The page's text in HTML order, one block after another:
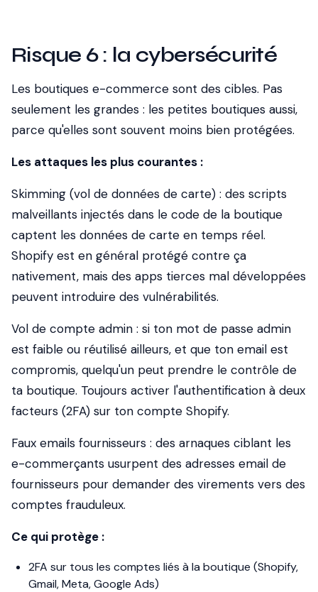
Risque 6 : la cybersécurité
Les boutiques e-commerce sont des cibles. Pas
seulement les grandes : les petites boutiques aussi,
parce qu'elles sont souvent moins bien protégées.
Les attaques les plus courantes :
Skimming (vol de données de carte) : des scripts
malveillants injectés dans le code de la boutique
captent les données de carte en temps réel.
Shopify est en général protégé contre ça
nativement, mais des apps tierces mal développées
peuvent introduire des vulnérabilités.
Vol de compte admin : si ton mot de passe admin
est faible ou réutilisé ailleurs, et que ton email est
compromis, quelqu'un peut prendre le contrôle de
ta boutique. Toujours activer l'authentification à deux
facteurs (2FA) sur ton compte Shopify.
Faux emails fournisseurs : des arnaques ciblant les
e-commerçants usurpent des adresses email de
fournisseurs pour demander des virements vers des
comptes frauduleux.
Ce qui protège :
2FA sur tous les comptes liés à la boutique (Shopify,
Gmail, Meta, Google Ads)